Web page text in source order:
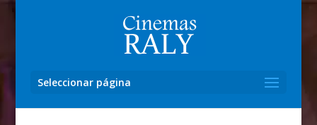
Seleccionar página